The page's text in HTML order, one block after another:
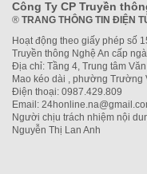
Công Ty CP Truyền
® TRANG THÔNG TIN ĐIỆN
Hoạt động theo giấy phép số
Truyền thông Nghệ An cấp
Địa chỉ: Tầng 4, Trung tâm
Mao kéo dài , phường Trường
Điện thoại: 0987.429.809
Email:
Người chịu trách nhiệm nội
Nguyễn Thị Lan Anh